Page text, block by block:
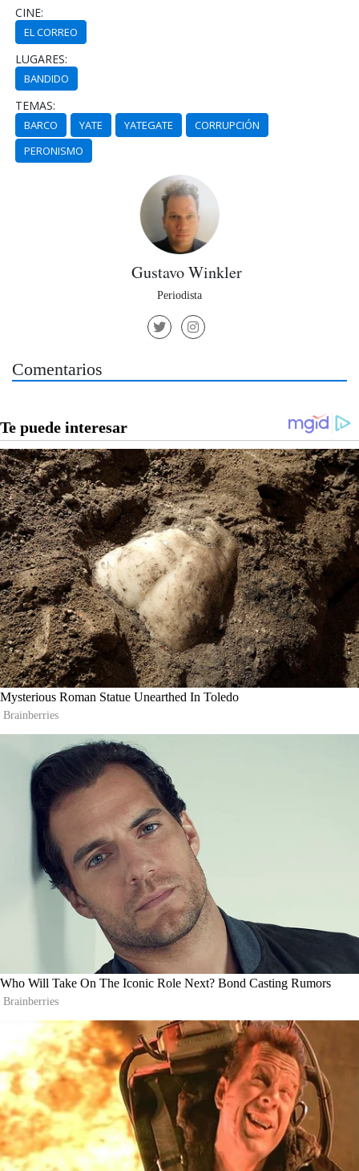
CINE:
EL CORREO
LUGARES:
BANDIDO
TEMAS:
BARCO YATE YATEGATE
CORRUPCIÓN
PERONISMO
Gustavo Winkler
Periodista
Comentarios